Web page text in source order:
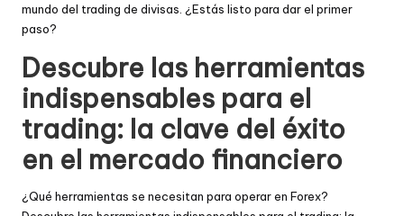
mundo del trading de divisas. ¿Estás listo para dar el primer
paso?
Descubre las herramientas
indispensables para el
trading: la clave del éxito
en el mercado financiero
¿Qué herramientas se necesitan para operar en Forex?